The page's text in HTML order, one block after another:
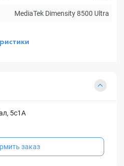
MediaTek Dimensity 8500 Ultra
5с1А
заказ